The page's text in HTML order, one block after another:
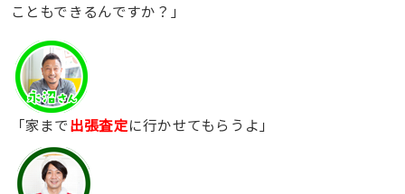
こともできるんですか？」
「家まで出張査定に行かせてもらうよ」